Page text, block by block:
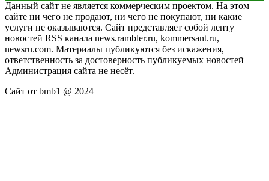
Данный сайт не является коммерческим проектом. На этом
сайте ни чего не продают, ни чего не покупают, ни какие
услуги не оказываются. Сайт представляет собой ленту
новостей RSS канала news.rambler.ru, kommersant.ru,
newsru.com. Материалы публикуются без искажения,
ответственность за достоверность публикуемых новостей
Администрация сайта не несёт.
Сайт от bmb1 @ 2024